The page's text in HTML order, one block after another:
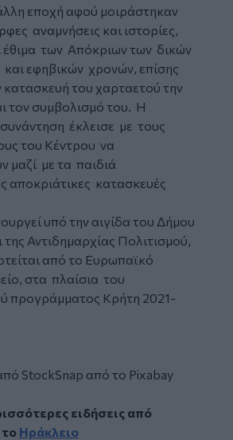
εποχή αφού μοιράστηκαν
αναμνήσεις και ιστορίες,
έθιμα των Απόκριων των δικών
και εφηβικών χρονών, επίσης
κατασκευή του χαρταετού την
τον συμβολισμό του. Η
έκλεισε με τους
του Κέντρου να
μαζί με τα παιδιά
αποκριάτικες κατασκευές
υπό την αιγίδα του Δήμου
Αντιδημαρχίας Πολιτισμού,
από το Ευρωπαϊκό
στα πλαίσια του
προγράμματος Κρήτη 2021-
StockSnap από το Pixabay
ειδήσεις από
το Ηράκλειο